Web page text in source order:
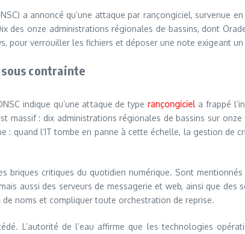
a annoncé qu’une attaque par rançongiciel, survenue
des onze administrations régionales de bassins, dont
pour verrouiller les fichiers et déposer une note exigeant
contrainte
indique qu’une attaque de typerançongiciela frappé
massif : dix administrations régionales de bassins sur
: quand l’IT tombe en panne à cette échelle, la gestion de
briques critiques du quotidien numérique. Sont
aussi des serveurs de messagerie et web, ainsi que
noms et compliquer toute orchestration de reprise.
L’autorité de l’eau affirme que les technologies